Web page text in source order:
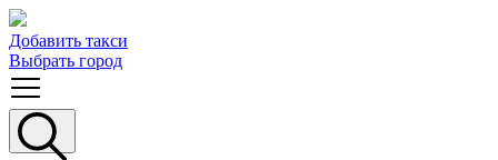
Добавить такси
Выбрать город